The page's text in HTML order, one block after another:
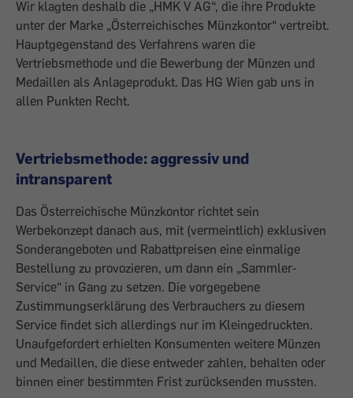
Wir klagten deshalb die „HMK V AG“, die ihre Produkte
unter der Marke „Österreichisches Münzkontor“ vertreibt.
Hauptgegenstand des Verfahrens waren die
Vertriebsmethode und die Bewerbung der Münzen und
Medaillen als Anlageprodukt. Das HG Wien gab uns in
allen Punkten Recht.
Vertriebsmethode: aggressiv und
intransparent
Das Österreichische Münzkontor richtet sein
Werbekonzept danach aus, mit (vermeintlich) exklusiven
Sonderangeboten und Rabattpreisen eine einmalige
Bestellung zu provozieren, um dann ein „Sammler-
Service“ in Gang zu setzen. Die vorgegebene
Zustimmungserklärung des Verbrauchers zu diesem
Service findet sich allerdings nur im Kleingedruckten.
Unaufgefordert erhielten Konsumenten weitere Münzen
und Medaillen, die diese entweder zahlen, behalten oder
binnen einer bestimmten Frist zurücksenden mussten.